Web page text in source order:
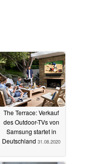
The Terrace: Verkauf
des Outdoor-TVs von
Samsung startet in
Deutschland 31.08.2020